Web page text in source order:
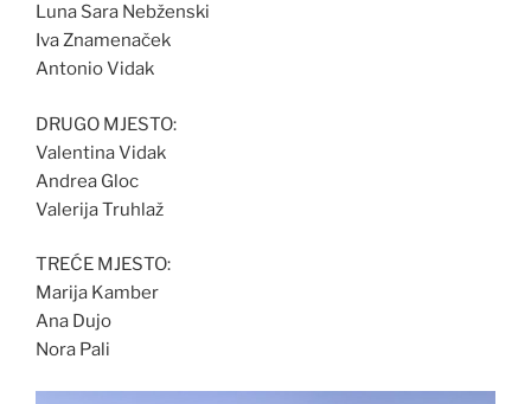
Luna Sara Nebženski
Iva Znamenaček
Antonio Vidak
DRUGO MJESTO:
Valentina Vidak
Andrea Gloc
Valerija Truhlaž
TREĆE MJESTO:
Marija Kamber
Ana Dujo
Nora Pali